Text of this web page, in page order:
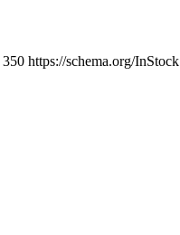
350 https://schema.org/InStock